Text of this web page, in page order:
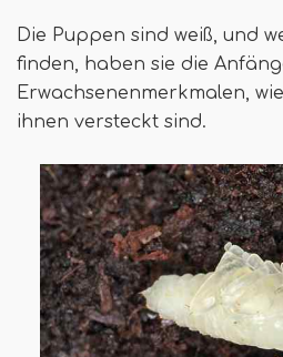
Die Puppen sind weiß, und
finden, haben sie die
Erwachsenenmerkmalen,
ihnen versteckt sind.